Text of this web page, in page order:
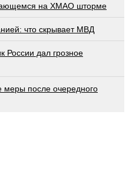
на ХМАО шторме
что скрывает МВД
России дал грозное
меры после очередного